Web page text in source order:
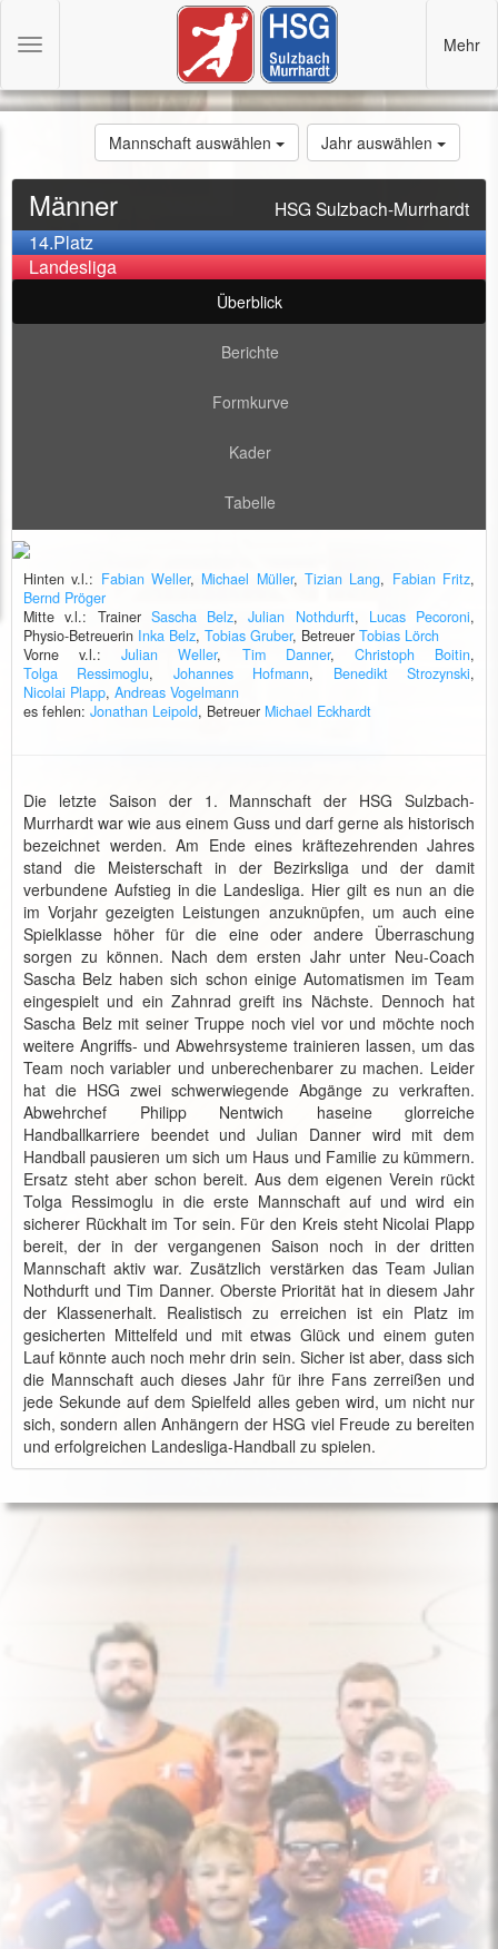
Mannschaft auswählen Jahr auswählen
Männer HSG Sulzbach-Murrhardt
14.Platz
Landesliga
Überblick
Berichte
Formkurve
Kader
Tabelle
Hinten v.l.: Fabian Weller, Michael Müller,Tizian Lang, Fabian Fritz,
Bernd Pröger
Mitte v.l.: Trainer Sascha Belz,Julian Nothdurft, Lucas Pecoroni,
Physio-Betreuerin Inka Belz, Tobias Gruber, Betreuer Tobias Lörch
Vorne v.l.:Julian Weller, Tim Danner, Christoph Boitin,
Tolga Ressimoglu, Johannes Hofmann, Benedikt Strozynski,
Nicolai Plapp, Andreas Vogelmann
es fehlen: Jonathan Leipold, Betreuer Michael Eckhardt
Die letzte Saison der 1. Mannschaft der HSG Sulzbach-
Murrhardt war wie aus einem Guss und darf gerne als historisch
bezeichnet werden. Am Ende eines kräftezehrenden Jahres
stand die Meisterschaft in der Bezirksliga und der damit
verbundene Aufstieg in die Landesliga. Hier gilt es nun an die
im Vorjahr gezeigten Leistungen anzuknüpfen, um auch eine
Spielklasse höher für die eine oder andere Überraschung
sorgen zu können. Nach dem ersten Jahr unter Neu-Coach
Sascha Belz haben sich schon einige Automatismen im Team
eingespielt und ein Zahnrad greift ins Nächste. Dennoch hat
Sascha Belz mit seiner Truppe noch viel vor und möchte noch
weitere Angriffs- und Abwehrsysteme trainieren lassen, um das
Team noch variabler und unberechenbarer zu machen. Leider
hat die HSG zwei schwerwiegende Abgänge zu verkraften.
Abwehrchef Philipp Nentwich haseine glorreiche
Handballkarriere beendet und Julian Danner wird mit dem
Handball pausieren um sich um Haus und Familie zu kümmern.
Ersatz steht aber schon bereit. Aus dem eigenen Verein rückt
Tolga Ressimoglu in die erste Mannschaft auf und wird ein
sicherer Rückhalt im Tor sein. Für den Kreis steht Nicolai Plapp
bereit, der in der vergangenen Saison noch in der dritten
Mannschaft aktiv war. Zusätzlich verstärken das Team Julian
Nothdurft und Tim Danner. Oberste Priorität hat in diesem Jahr
der Klassenerhalt. Realistisch zu erreichen ist ein Platz im
gesicherten Mittelfeld und mit etwas Glück und einem guten
Lauf könnte auch noch mehr drin sein. Sicher ist aber, dass sich
die Mannschaft auch dieses Jahr für ihre Fans zerreißen und
jede Sekunde auf dem Spielfeld alles geben wird, um nicht nur
sich, sondern allen Anhängern der HSG viel Freude zu bereiten
und erfolgreichen Landesliga-Handball zu spielen.
Toggle
Mehr